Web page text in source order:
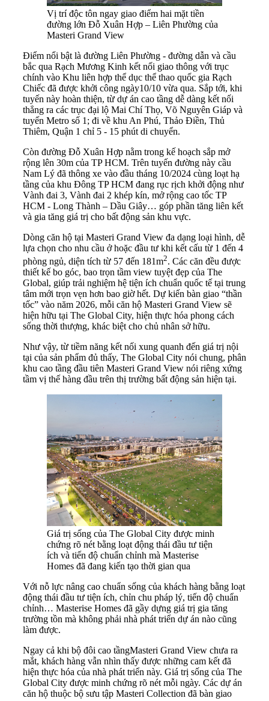
Vị trí độc tôn ngay giao điểm hai mặt tiền
đường lớn Đỗ Xuân Hợp – Liên Phường của
Masteri Grand View
Điểm nổi bật là đường Liên Phường - đường dẫn và cầu
bắc qua Rạch Mương Kinh kết nối giao thông với trục
chính vào Khu liên hợp thể dục thể thao quốc gia Rạch
Chiếc đã được khởi công ngày10/10 vừa qua. Sắp tới, khi
tuyến này hoàn thiện, từ dự án cao tầng dễ dàng kết nối
thẳng ra các trục đại lộ Mai Chí Thọ, Võ Nguyên Giáp và
tuyến Metro số 1; đi về khu An Phú, Thảo Điền, Thủ
Thiêm, Quận 1 chỉ 5 - 15 phút di chuyển.
Còn đường Đỗ Xuân Hợp nằm trong kế hoạch sắp mở
rộng lên 30m của TP HCM. Trên tuyến đường này cầu
Nam Lý đã thông xe vào đầu tháng 10/2024 cùng loạt hạ
tầng của khu Đông TP HCM đang rục rịch khởi động như
Vành đai 3, Vành đai 2 khép kín, mở rộng cao tốc TP
HCM - Long Thành – Dầu Giây… góp phần tăng liên kết
và gia tăng giá trị cho bất động sản khu vực.
Dòng căn hộ tại Masteri Grand View đa dạng loại hình, dễ
lựa chọn cho nhu cầu ở hoặc đầu tư khi kết cấu từ 1 đến 4
phòng ngủ, diện tích từ 57 đến 181m2. Các căn đều được
thiết kế bo góc, bao trọn tầm view tuyệt đẹp của The
Global, giúp trải nghiệm hệ tiện ích chuẩn quốc tế tại trung
tâm mới trọn vẹn hơn bao giờ hết. Dự kiến bàn giao “thần
tốc” vào năm 2026, mỗi căn hộ Masteri Grand View sẽ
hiện hữu tại The Global City, hiện thực hóa phong cách
sống thời thượng, khác biệt cho chủ nhân sở hữu.
Như vậy, từ tiềm năng kết nối xung quanh đến giá trị nội
tại của sản phẩm đủ thấy, The Global City nói chung, phân
khu cao tầng đầu tiên Masteri Grand View nói riêng xứng
tầm vị thế hàng đầu trên thị trường bất động sản hiện tại.
Giá trị sống của The Global City được minh
chứng rõ nét bằng loạt động thái đầu tư tiện
ích và tiến độ chuẩn chỉnh mà Masterise
Homes đã đang kiến tạo thời gian qua
Với nỗ lực nâng cao chuẩn sống của khách hàng bằng loạt
động thái đầu tư tiện ích, chỉn chu pháp lý, tiến độ chuẩn
chỉnh… Masterise Homes đã gầy dựng giá trị gia tăng
trường tồn mà không phải nhà phát triển dự án nào cũng
làm được.
Ngay cả khi bộ đôi cao tầngMasteri Grand View chưa ra
mắt, khách hàng vẫn nhìn thấy được những cam kết đã
hiện thực hóa của nhà phát triển này. Giá trị sống của The
Global City được minh chứng rõ nét mỗi ngày. Các dự án
căn hộ thuộc bộ sưu tập Masteri Collection đã bàn giao